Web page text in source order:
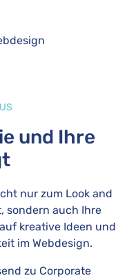
und Ihre
nur zum Look and
sondern auch Ihre
kreative Ideen und
im Webdesign.
zu Corporate